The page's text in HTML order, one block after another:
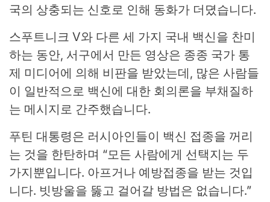
국의 상충되는 신호로 인해 동화가 더뎠습니다.
스푸트니크 V와 다른 세 가지 국내 백신을 찬미
하는 동안, 서구에서 만든 영상은 종종 국가 통
제 미디어에 의해 비판을 받았는데, 많은 사람들
이 일반적으로 백신에 대한 회의론을 부채질하
는 메시지로 간주했습니다.
푸틴 대통령은 러시아인들이 백신 접종을 꺼리
는 것을 한탄하며 “모든 사람에게 선택지는 두
가지뿐입니다. 아프거나 예방접종을 받는 것입
니다. 빗방울을 뚫고 걸어갈 방법은 없습니다.”